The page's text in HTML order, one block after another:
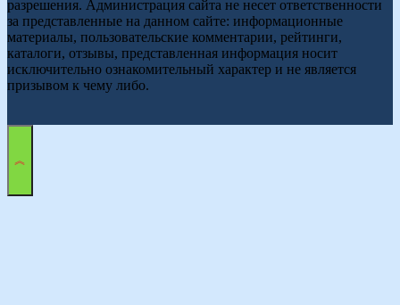
разрешения. Администрация сайта не несет ответственности
за представленные на данном сайте: информационные
материалы, пользовательские комментарии, рейтинги,
каталоги, отзывы, представленная информация носит
исключительно ознакомительный характер и не является
призывом к чему либо.